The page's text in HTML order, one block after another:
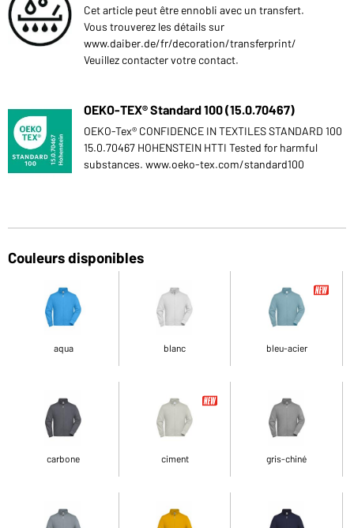
Cet article peut être ennobli avec un transfert.
Vous trouverez les détails sur
www.daiber.de/fr/decoration/transferprint/
Veuillez contacter votre contact.
OEKO-TEX® Standard 100 (15.0.70467)
OEKO-Tex® CONFIDENCE IN TEXTILES STANDARD 100
15.0.70467 HOHENSTEIN HTTI Tested for harmful
substances. www.oeko-tex.com/standard100
Couleurs disponibles
aqua blanc bleu-acier
carbone ciment gris-chiné